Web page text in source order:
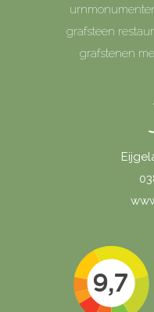
grafsteen
grafstenen